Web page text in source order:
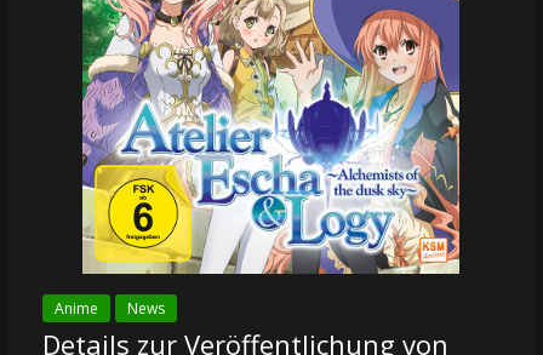
Anime News
Details zur Veröffentlichung von